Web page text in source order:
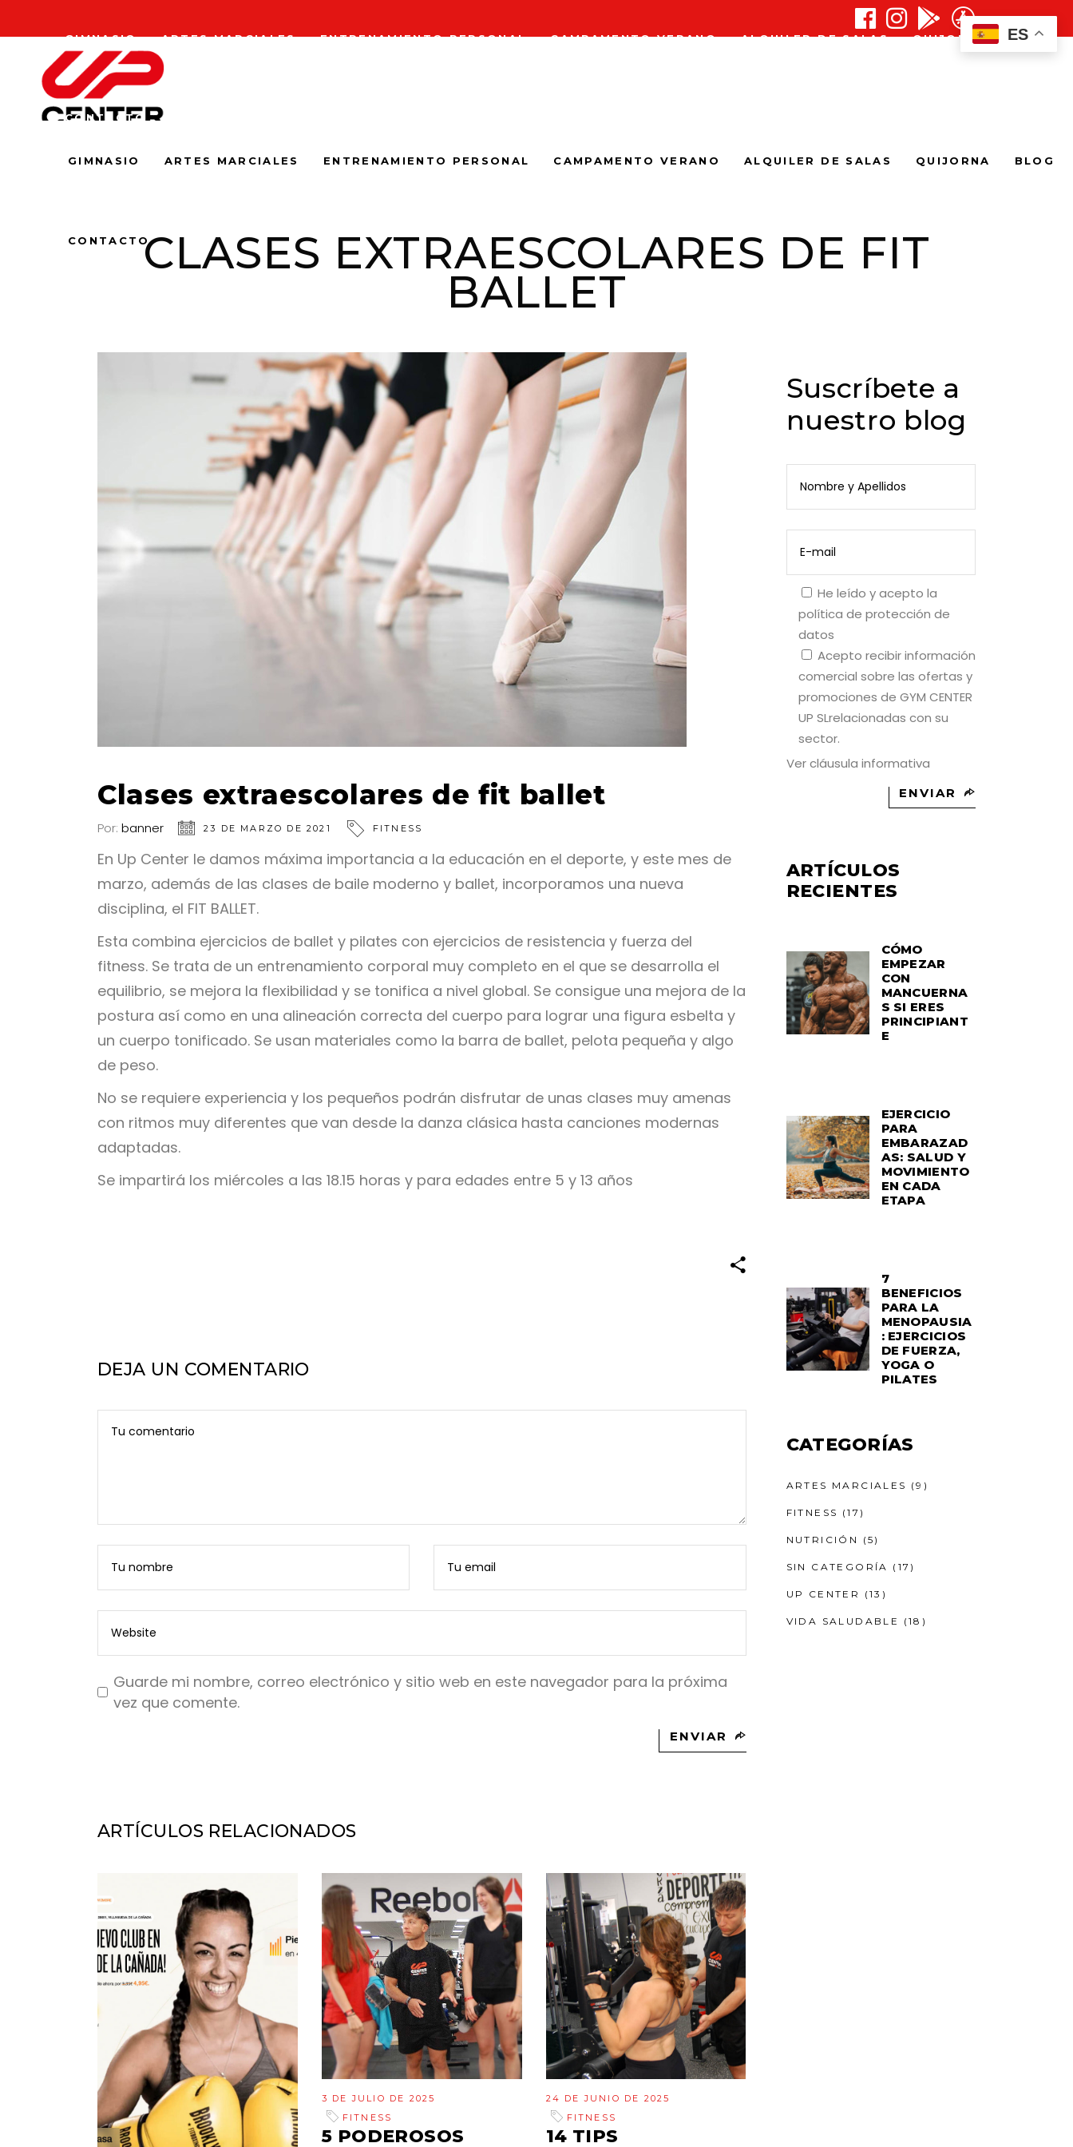
GIMNASIO ARTES MARCIALES ENTRENAMIENTO PERSONAL CAMPAMENTO VERANO ALQUILER DE SALAS QUIJORNA BLOG
CONTACTO
GIMNASIO ARTES MARCIALES ENTRENAMIENTO PERSONAL CAMPAMENTO VERANO ALQUILER DE SALAS QUIJORNA BLOG
CONTACTO
CLASES EXTRAESCOLARES DE FIT
BALLET
Clases extraescolares de fit ballet
Por: banner 23 DE MARZO DE 2021 FITNESS
En Up Center le damos máxima importancia a la educación en el deporte, y este mes de
marzo, además de las clases de baile moderno y ballet, incorporamos una nueva
disciplina, el FIT BALLET.
Esta combina ejercicios de ballet y pilates con ejercicios de resistencia y fuerza del
fitness. Se trata de un entrenamiento corporal muy completo en el que se desarrolla el
equilibrio, se mejora la flexibilidad y se tonifica a nivel global. Se consigue una mejora de la
postura así como en una alineación correcta del cuerpo para lograr una figura esbelta y
un cuerpo tonificado. Se usan materiales como la barra de ballet, pelota pequeña y algo
de peso.
No se requiere experiencia y los pequeños podrán disfrutar de unas clases muy amenas
con ritmos muy diferentes que van desde la danza clásica hasta canciones modernas
adaptadas.
Se impartirá los miércoles a las 18.15 horas y para edades entre 5 y 13 años
DEJA UN COMENTARIO
Guarde mi nombre, correo electrónico y sitio web en este navegador para la próxima
vez que comente.
ENVIAR
ARTÍCULOS RELACIONADOS
3 DE JULIO DE 2025
FITNESS
5 PODEROSOS
24 DE JUNIO DE 2025
FITNESS
14 TIPS
Suscríbete a
nuestro blog
He leído y acepto la
política de protección de
datos
Acepto recibir información
comercial sobre las ofertas y
promociones de GYM CENTER
UP SLrelacionadas con su
sector.
Ver cláusula informativa
ENVIAR
ARTÍCULOS
RECIENTES
CÓMO
EMPEZAR
CON
MANCUERNA
S SI ERES
PRINCIPIANT
E
EJERCICIO
PARA
EMBARAZAD
AS: SALUD Y
MOVIMIENTO
EN CADA
ETAPA
7
BENEFICIOS
PARA LA
MENOPAUSIA
: EJERCICIOS
DE FUERZA,
YOGA O
PILATES
CATEGORÍAS
ARTES MARCIALES (9)
FITNESS (17)
NUTRICIÓN (5)
SIN CATEGORÍA (17)
UP CENTER (13)
VIDA SALUDABLE (18)
ES